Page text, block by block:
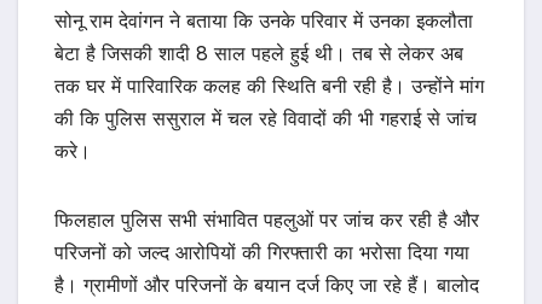
सोनू राम देवांगन ने बताया कि उनके परिवार में उनका इकलौता
बेटा है जिसकी शादी 8 साल पहले हुई थी। तब से लेकर अब
तक घर में पारिवारिक कलह की स्थिति बनी रही है। उन्होंने मांग
की कि पुलिस ससुराल में चल रहे विवादों की भी गहराई से जांच
करे।
फिलहाल पुलिस सभी संभावित पहलुओं पर जांच कर रही है और
परिजनों को जल्द आरोपियों की गिरफ्तारी का भरोसा दिया गया
है। ग्रामीणों और परिजनों के बयान दर्ज किए जा रहे हैं। बालोद